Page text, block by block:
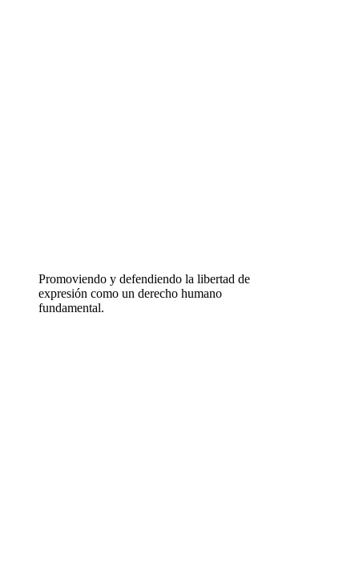
Promoviendo y defendiendo la libertad de
expresión como un derecho humano
fundamental.